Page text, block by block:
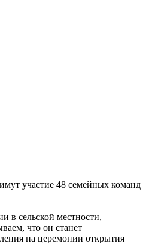
участие 48 семейных команд
в сельской местности,
что он станет
на церемонии открытия